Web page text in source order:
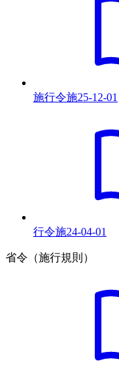
施行令施25-12-01
行令施24-04-01
省令（施行規則）